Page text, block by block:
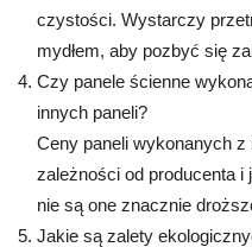
czystości. Wystarczy
mydłem, aby pozbyć się
Czy panele ścienne
innych paneli?
Ceny paneli wykonanych
zależności od producenta
nie są one znacznie
Jakie są zalety